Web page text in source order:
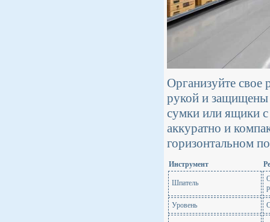
Организуйте свое
рукой и защищены
сумки или ящики
аккуратно и
горизонтальном
Инструмент
Шпатель
Уровень